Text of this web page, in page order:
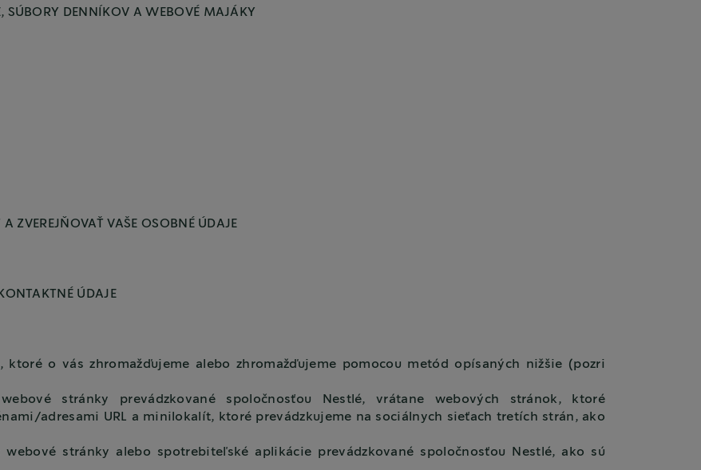
DENNÍKOV A WEBOVÉ MAJÁKY
ZVEREJŇOVAŤ VAŠE OSOBNÉ ÚDAJE
ÚDAJE
ktoré o vás zhromažďujeme alebo zhromažďujeme pomocou metód opísaných nižšie (pozri
stránky prevádzkované spoločnosťou Nestlé, vrátane webových stránok, ktoré
adresami URL a minilokalít, ktoré prevádzkujeme na sociálnych sieťach tretích strán, ako
webové stránky alebo spotrebiteľské aplikácie prevádzkované spoločnosťou Nestlé, ako sú